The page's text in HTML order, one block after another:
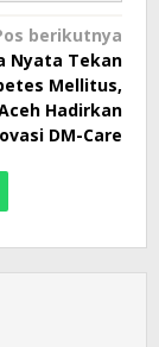
berikutnya
Nyata Tekan
Mellitus,
Hadirkan
DM-Care